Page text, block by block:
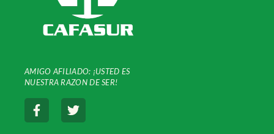
AMIGO AFILIADO: ¡USTED ES
NUESTRARAZON DE SER!
F
a
c
T
w
i